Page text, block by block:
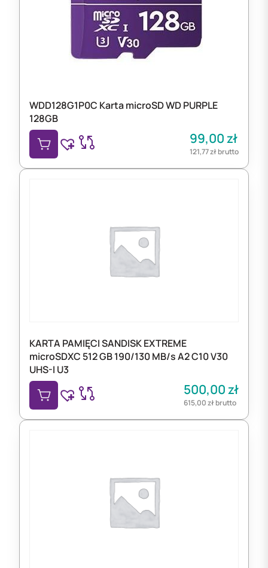
WDD128G1P0C Karta microSD WD PURPLE
128GB
99,00 zł
121,77złbrutto
KARTA PAMIĘCI SANDISK EXTREME
microSDXC 512 GB 190/130 MB/s A2 C10 V30
UHS-I U3
500,00 zł
615,00złbrutto